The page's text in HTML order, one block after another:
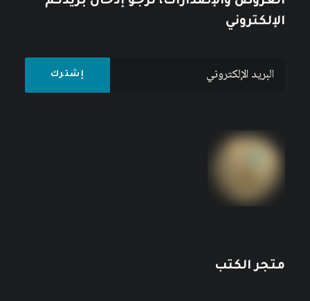
الإلكتروني
متجر الكتب